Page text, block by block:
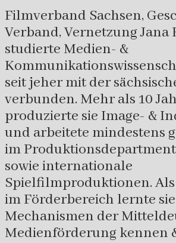
Filmverband Sachsen,
Verband, Vernetzung
studierte Medien- &
seit jeher mit der
verbunden. Mehr als 10
produzierte sie Image- &
und arbeitete mindestens
im
sowie internationale
Spielfilmproduktionen.
im Förderbereich lernte
Mechanismen der
Medienförderung kennen